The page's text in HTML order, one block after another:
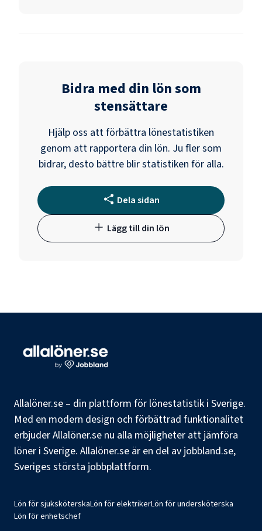
Bidra med din lön som
stensättare
Hjälp oss att förbättra lönestatistiken
genom att rapportera din lön. Ju fler som
bidrar, desto bättre blir statistiken för alla.
Dela sidan
Lägg till din lön
Allalöner.se – din plattform för lönestatistik i Sverige.
Med en modern design och förbättrad funktionalitet
erbjuder Allalöner.se nu alla möjligheter att jämföra
löner i Sverige. Allalöner.se är en del av jobbland.se,
Sveriges största jobbplattform.
Lön för sjuksköterskaLön för elektrikerLön för undersköterska
Lön för enhetschef